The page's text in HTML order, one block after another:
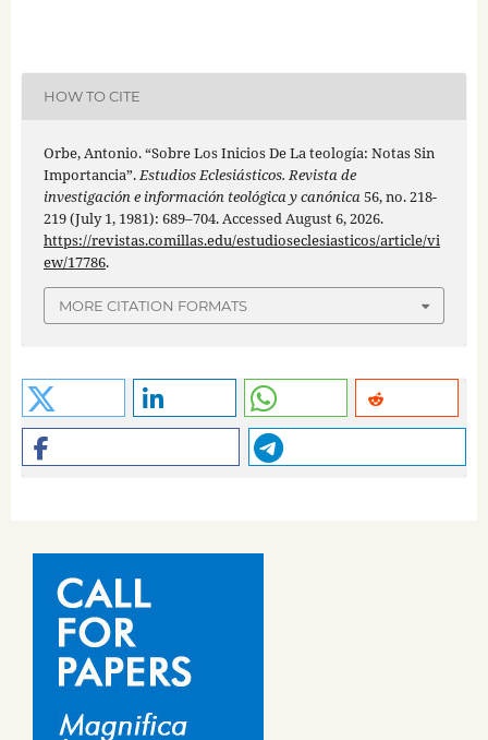
HOW TO CITE
Orbe, Antonio. “Sobre Los Inicios De La teología: Notas Sin
Importancia”.Estudios Eclesiásticos. Revista de
investigación e información teológica y canónica56, no. 218-
219 (July 1, 1981): 689–704. Accessed August 6, 2026.
https://revistas.comillas.edu/estudioseclesiasticos/article/vi
ew/17786.
MORE CITATION FORMATS